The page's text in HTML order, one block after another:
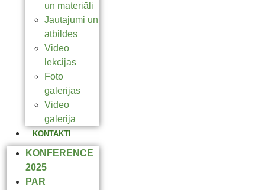
un materiāli
Jautājumi un
atbildes
Video
lekcijas
Foto
galerijas
Video
galerija
KONTAKTI
KONFERENCE
2025
PAR